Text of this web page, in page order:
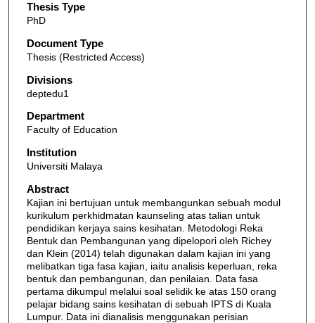
Thesis Type
PhD
Document Type
Thesis (Restricted Access)
Divisions
deptedu1
Department
Faculty of Education
Institution
Universiti Malaya
Abstract
Kajian ini bertujuan untuk membangunkan sebuah modul
kurikulum perkhidmatan kaunseling atas talian untuk
pendidikan kerjaya sains kesihatan. Metodologi Reka
Bentuk dan Pembangunan yang dipelopori oleh Richey
dan Klein (2014) telah digunakan dalam kajian ini yang
melibatkan tiga fasa kajian, iaitu analisis keperluan, reka
bentuk dan pembangunan, dan penilaian. Data fasa
pertama dikumpul melalui soal selidik ke atas 150 orang
pelajar bidang sains kesihatan di sebuah IPTS di Kuala
Lumpur. Data ini dianalisis menggunakan perisian